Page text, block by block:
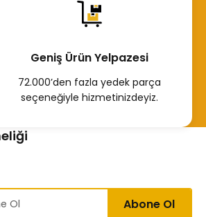
Geniş Ürün Yelpazesi
72.000’den fazla yedek parça
seçeneğiyle hizmetinizdeyiz.
Abone Ol